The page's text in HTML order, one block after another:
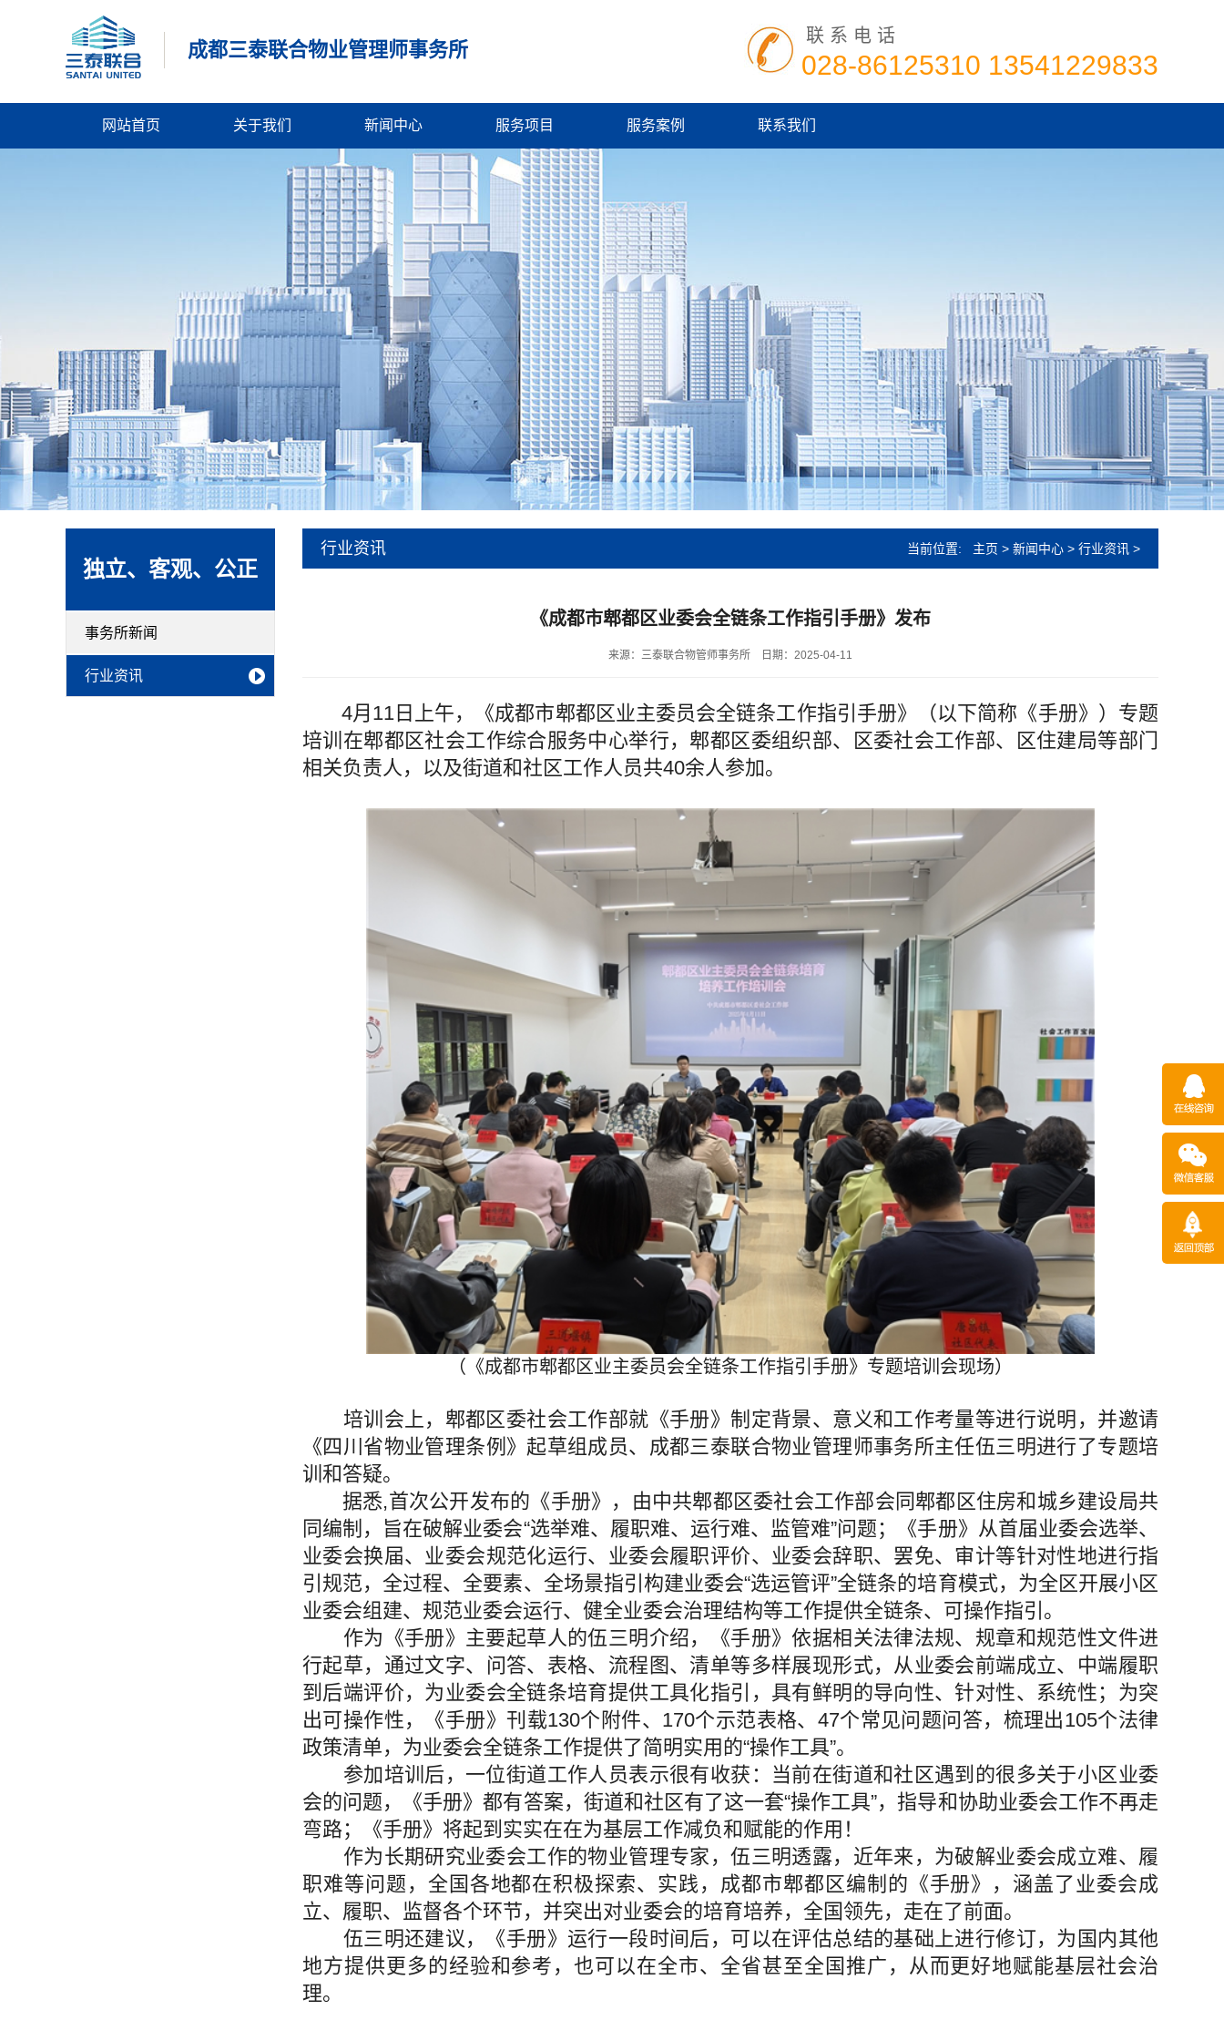
成都三泰联合物业管理师事务所
联系电话
028-86125310 13541229833
网站首页 关于我们 新闻中心 服务项目 服务案例 联系我们
独立、客观、公正
事务所新闻
行业资讯
行业资讯 当前位置: 主页 > 新闻中心 > 行业资讯 >
《成都市郫都区业委会全链条工作指引手册》发布
来源：三泰联合物管师事务所 日期：2025-04-11
4月11日上午，《成都市郫都区业主委员会全链条工作指引手册》（以下简称《手册》）专题
培训在郫都区社会工作综合服务中心举行，郫都区委组织部、区委社会工作部、区住建局等部门
相关负责人，以及街道和社区工作人员共40余人参加。
（《成都市郫都区业主委员会全链条工作指引手册》专题培训会现场）
培训会上，郫都区委社会工作部就《手册》制定背景、意义和工作考量等进行说明，并邀请
《四川省物业管理条例》起草组成员、成都三泰联合物业管理师事务所主任伍三明进行了专题培
训和答疑。
据悉,首次公开发布的《手册》，由中共郫都区委社会工作部会同郫都区住房和城乡建设局共
同编制，旨在破解业委会“选举难、履职难、运行难、监管难”问题；《手册》从首届业委会选举、
业委会换届、业委会规范化运行、业委会履职评价、业委会辞职、罢免、审计等针对性地进行指
引规范，全过程、全要素、全场景指引构建业委会“选运管评”全链条的培育模式，为全区开展小区
业委会组建、规范业委会运行、健全业委会治理结构等工作提供全链条、可操作指引。
作为《手册》主要起草人的伍三明介绍，《手册》依据相关法律法规、规章和规范性文件进
行起草，通过文字、问答、表格、流程图、清单等多样展现形式，从业委会前端成立、中端履职
到后端评价，为业委会全链条培育提供工具化指引，具有鲜明的导向性、针对性、系统性；为突
出可操作性，《手册》刊载130个附件、170个示范表格、47个常见问题问答，梳理出105个法律
政策清单，为业委会全链条工作提供了简明实用的“操作工具”。
参加培训后，一位街道工作人员表示很有收获：当前在街道和社区遇到的很多关于小区业委
会的问题，《手册》都有答案，街道和社区有了这一套“操作工具”，指导和协助业委会工作不再走
弯路；《手册》将起到实实在在为基层工作减负和赋能的作用！
作为长期研究业委会工作的物业管理专家，伍三明透露，近年来，为破解业委会成立难、履
职难等问题，全国各地都在积极探索、实践，成都市郫都区编制的《手册》，涵盖了业委会成
立、履职、监督各个环节，并突出对业委会的培育培养，全国领先，走在了前面。
伍三明还建议，《手册》运行一段时间后，可以在评估总结的基础上进行修订，为国内其他
地方提供更多的经验和参考，也可以在全市、全省甚至全国推广，从而更好地赋能基层社会治
理。